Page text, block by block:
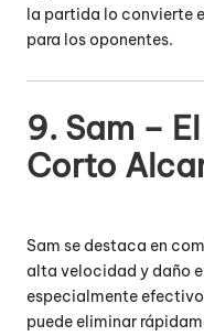
la partida lo convierte
para los oponentes.
9. Sam –
Corto
Sam se destaca en
alta velocidad y daño
especialmente
puede eliminar